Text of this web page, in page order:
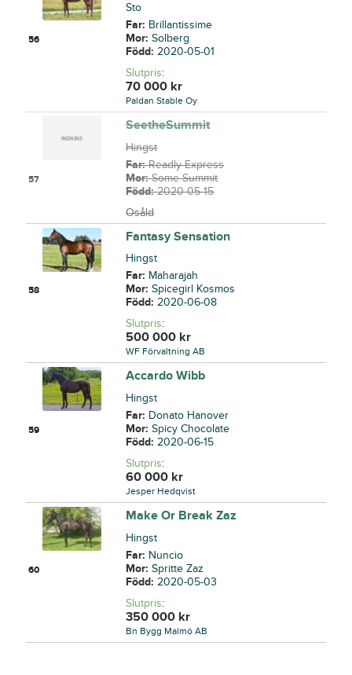
56
Sto
Far: Brillantissime
Mor:Solberg
Född:2020-05-01
Slutpris:
70 000 kr
Paldan Stable Oy
57
SeetheSummit
Hingst
Far:Readly Express
Mor:Some Summit
Född:2020-05-15
Osåld
58
Fantasy Sensation
Hingst
Far: Maharajah
Mor:Spicegirl Kosmos
Född:2020-06-08
Slutpris:
500 000 kr
WF Förvaltning AB
59
Accardo Wibb
Hingst
Far: Donato Hanover
Mor:Spicy Chocolate
Född:2020-06-15
Slutpris:
60 000 kr
Jesper Hedqvist
60
Make Or Break Zaz
Hingst
Far: Nuncio
Mor:Spritte Zaz
Född:2020-05-03
Slutpris:
350 000 kr
Bn Bygg Malmö AB